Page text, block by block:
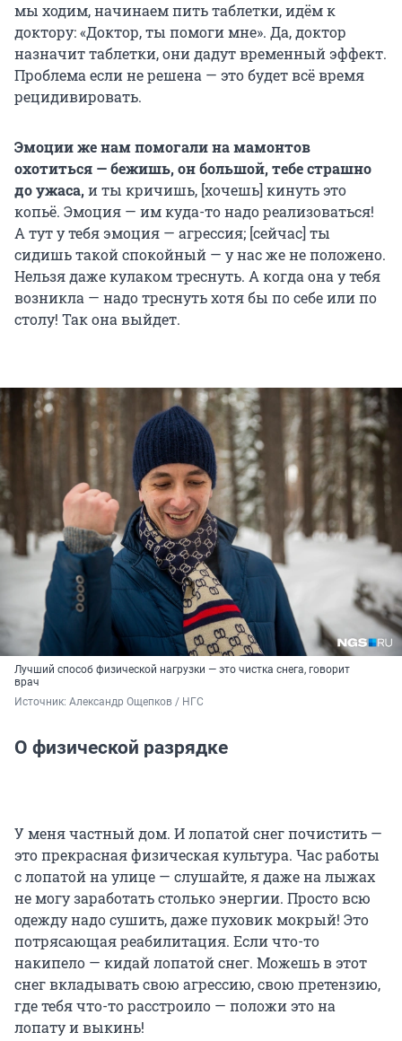
мы ходим, начинаем пить таблетки, идём к
доктору: «Доктор, ты помоги мне». Да, доктор
назначит таблетки, они дадут временный эффект.
Проблема если не решена — это будет всё время
рецидивировать.
Эмоции же нам помогали на мамонтов
охотиться — бежишь, он большой, тебе страшно
до ужаса,и ты кричишь, [хочешь] кинуть это
копьё. Эмоция — им куда-то надо реализоваться!
А тут у тебя эмоция — агрессия; [сейчас] ты
сидишь такой спокойный — у нас же не положено.
Нельзя даже кулаком треснуть. А когда она у тебя
возникла — надо треснуть хотя бы по себе или по
столу! Так она выйдет.
Лучший способ физической нагрузки — это чистка снега, говорит
врач
Источник: Александр Ощепков / НГС
О физической разрядке
У меня частный дом. И лопатой снег почистить —
это прекрасная физическая культура. Час работы
с лопатой на улице — слушайте, я даже на лыжах
не могу заработать столько энергии. Просто всю
одежду надо сушить, даже пуховик мокрый! Это
потрясающая реабилитация. Если что-то
накипело — кидай лопатой снег. Можешь в этот
снег вкладывать свою агрессию, свою претензию,
где тебя что-то расстроило — положи это на
лопату и выкинь!